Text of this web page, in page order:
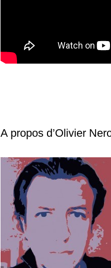
A propos d’Olivier